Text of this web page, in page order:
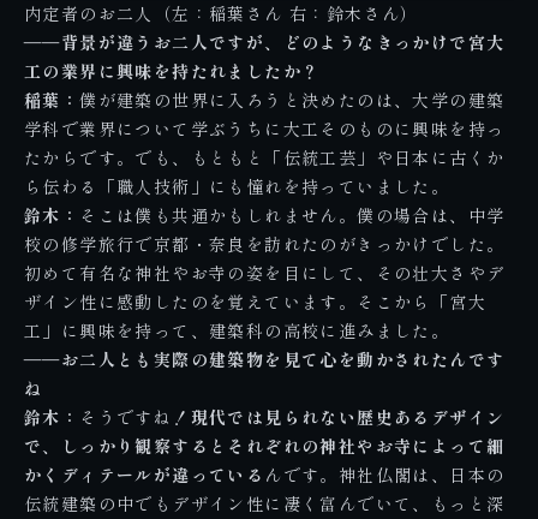
内定者のお二人（左：稲葉さん 右：鈴木さん）
――背景が違うお二人ですが、どのようなきっかけで宮大
工の業界に興味を持たれましたか？
稲葉：僕が建築の世界に入ろうと決めたのは、大学の建築
学科で業界について学ぶうちに大工そのものに興味を持っ
たからです。でも、もともと「伝統工芸」や日本に古くか
ら伝わる「職人技術」にも憧れを持っていました。
鈴木： そこは僕も共通かもしれません。僕の場合は、中学
校の修学旅行で京都・奈良を訪れたのがきっかけでした。
初めて有名な神社やお寺の姿を目にして、その壮大さやデ
ザイン性に感動したのを覚えています。そこから「宮大
工」に興味を持って、建築科の高校に進みました。
――お二人とも実際の建築物を見て心を動かされたんです
ね
鈴木： そうですね！ 現代では見られない歴史あるデザイン
で、しっかり観察するとそれぞれの神社やお寺によって細
かくディテールが違っている んです。神社仏閣は、日本の
伝統建築の中でもデザイン性に凄く富んでいて、もっと深